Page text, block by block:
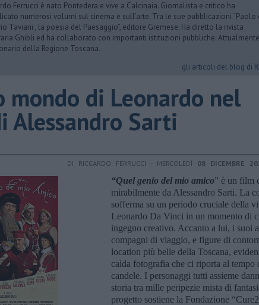
Ferrucci è nato Pontedera e vive a Calcinaia. Giornalista e critico ha
numerosi volumi sul cinema e sull’arte. Tra le sue pubblicazioni “Paolo
Taviani , la poesia del Paesaggio”, editore Gremese. Ha diretto la rivista
Ghibli ed ha collaborato con importanti istituzioni pubbliche.
della Regione Toscana.
gli articoli del blog di
mondo di Leonardo nel
Alessandro Sarti
DI RICCARDO FERRUCCI - MERCOLEDÌ 08 DICEMBRE
“Quel genio del mio amico” è un film
mirabilmente da Alessandro Sarti. La
sofferma su un periodo cruciale della
Leonardo Da Vinci in un momento di
ingegno creativo. Accanto a lui, i suoi
compagni di viaggio, e figure di
location più belle della Toscana,
calda fotografia che ci riporta al tempo
candele. I personaggi tutti assieme
storia tra mille peripezie mista di
progetto sostiene la Fondazione